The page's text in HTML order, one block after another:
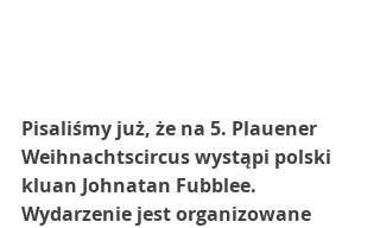
Pisaliśmy już, że na 5. Plauener
Weihnachtscircus wystąpi polski
kluan Johnatan Fubblee.
Wydarzenie jest organizowane